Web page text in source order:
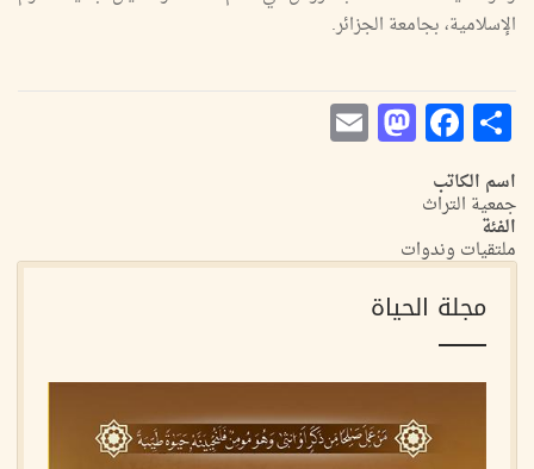
الإسلامية، بجامعة الجزائر.
Share
Facebook
Mastodon
اسم الكاتب
جمعية التراث
الفئة
ملتقيات وندوات
مجلة الحياة